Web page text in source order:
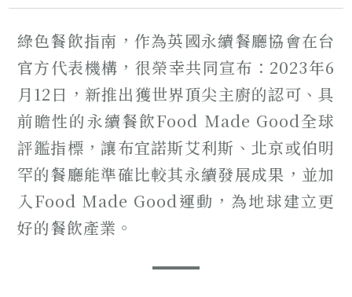
綠色餐飲指南，作為英國永續餐廳協會在台
官方代表機構，很榮幸共同宣布：2023年6
月12日，新推出獲世界頂尖主廚的認可、具
前瞻性的永續餐飲Food Made Good全球
評鑑指標，讓布宜諾斯艾利斯、北京或伯明
罕的餐廳能準確比較其永續發展成果，並加
入Food Made Good運動，為地球建立更
好的餐飲產業。